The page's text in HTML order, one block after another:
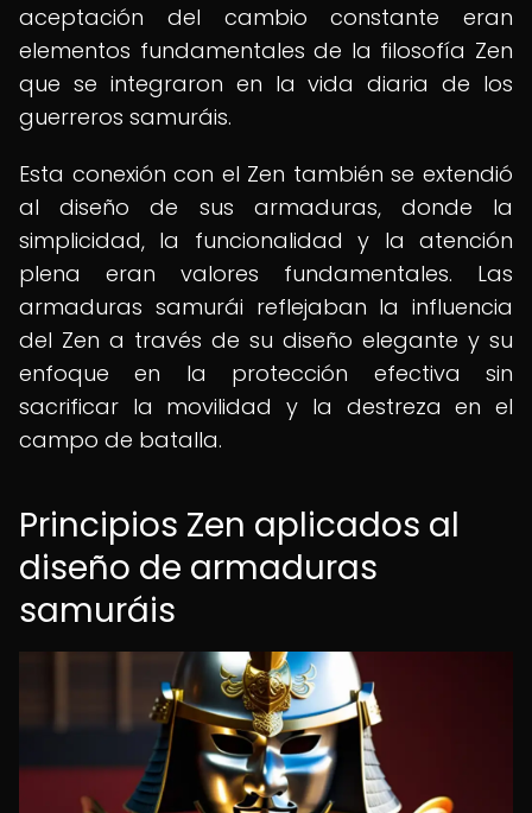
aceptación del cambio constante eran
elementos fundamentales de la filosofía Zen
que se integraron en la vida diaria de los
guerreros samuráis.
Esta conexión con el Zen también se extendió
al diseño de sus armaduras, donde la
simplicidad, la funcionalidad y la atención
plena eran valores fundamentales. Las
armaduras samurái reflejaban la influencia
del Zen a través de su diseño elegante y su
enfoque en la protección efectiva sin
sacrificar la movilidad y la destreza en el
campo de batalla.
Principios Zen aplicados al
diseño de armaduras
samuráis